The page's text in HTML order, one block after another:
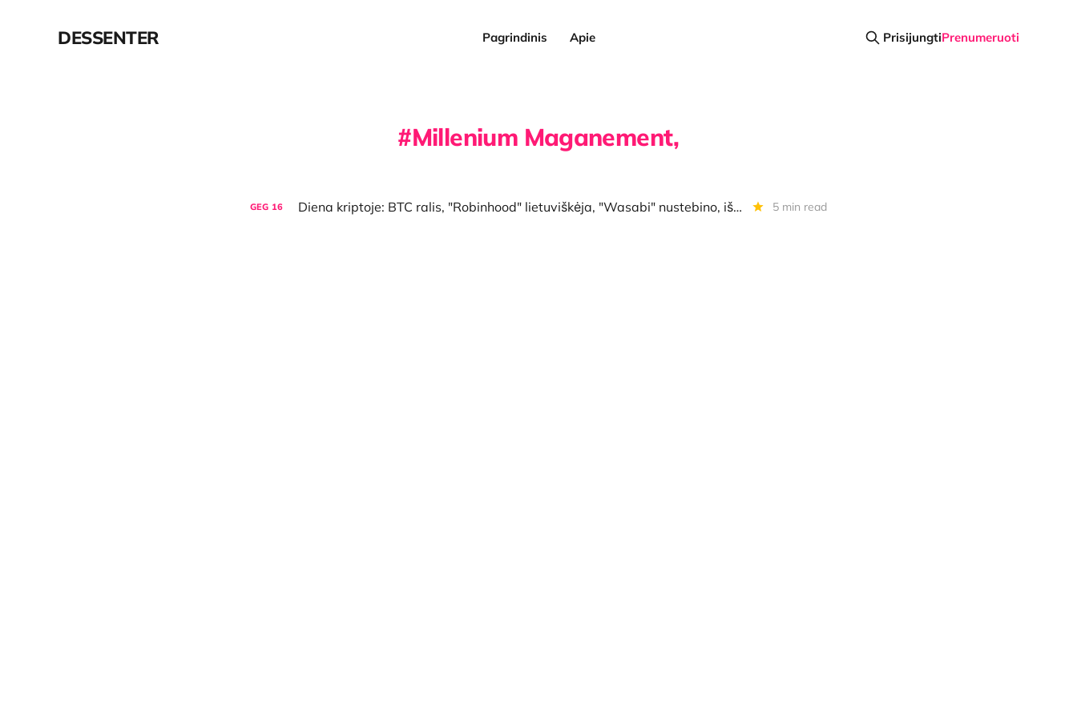
DESSENTER Pagrindinis Apie PrisijungtiPrenumeruoti
Millenium Maganement,
GEG 16 Diena kriptoje: BTC ralis, "Robinhood" lietuviškėja, "Wasabi" nustebino, išskirtinė byla, steikinimo lyderiai 5 min read